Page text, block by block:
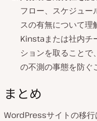
フロー、スケジュー
スの有無について理
Kinstaまたは社内チ
ションを取ること
の不測の事態を防ぐ
まとめ
WordPressサイトの移